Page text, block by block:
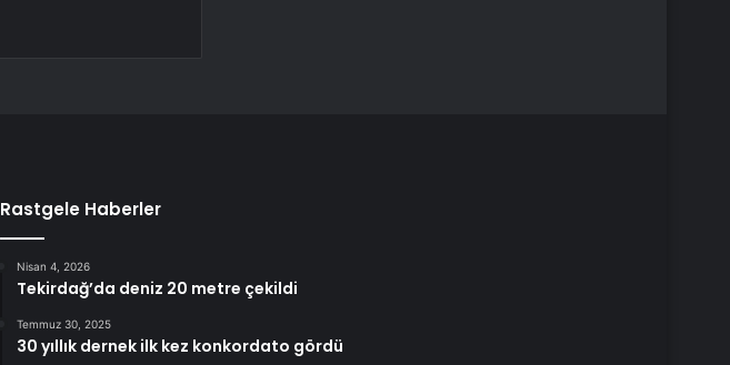
Rastgele Haberler
Nisan 4, 2026
Tekirdağ’da deniz 20 metre çekildi
Temmuz 30, 2025
30 yıllık dernek ilk kez konkordato gördü